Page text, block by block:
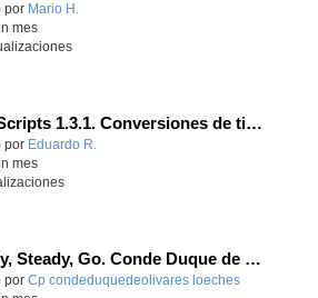
educativo.
por Mario H.
mes
JavaScripts 1.3.1. Conversiones de tipos de datos. Parte III.
educativo.
por Eduardo R.
mes
Ready, Steady, Go. Conde Duque de Olivares
educativo.
por Cp condeduquedeolivares loeches-